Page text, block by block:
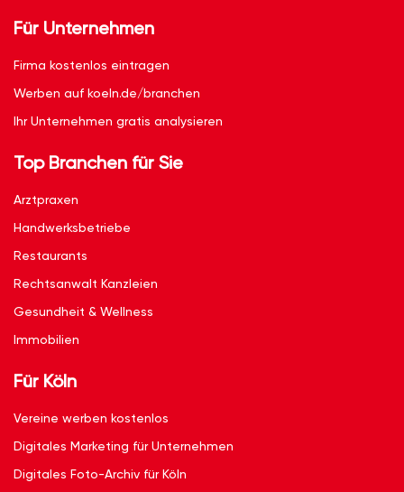
Für Unternehmen
Firma kostenlos eintragen
Werben auf koeln.de/branchen
Ihr Unternehmen gratis analysieren
Top Branchen für Sie
Arztpraxen
Handwerksbetriebe
Restaurants
Rechtsanwalt Kanzleien
Gesundheit & Wellness
Immobilien
Für Köln
Vereine werben kostenlos
Digitales Marketing für Unternehmen
Digitales Foto-Archiv für Köln